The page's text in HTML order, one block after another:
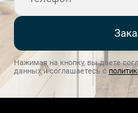
Нажимая на кнопку, вы даете
данных и соглашаетесь с